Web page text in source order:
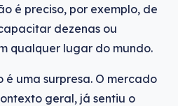
é preciso, por exemplo, de
dezenas ou
qualquer lugar do mundo.
é uma surpresa. O mercado
geral, já sentiu o